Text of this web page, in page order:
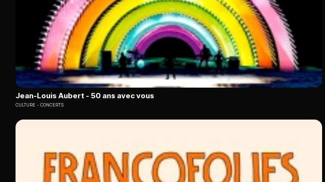
Jean-Louis Aubert - 50 ans avec vous
CULTURE CONCERTS